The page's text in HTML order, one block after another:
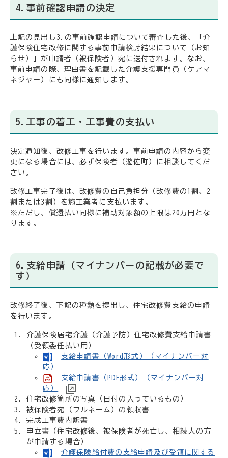
4.事前確認申請の決定
上記の見出し3.の事前確認申請について審査した後、「介
護保険住宅改修に関する事前申請検討結果について（お知
らせ）」が申請者（被保険者）宛に送付されます。なお、
事前申請の際、理由書を記載した介護支援専門員（ケアマ
ネジャー）にも同様に通知します。
5.工事の着工・工事費の支払い
決定通知後、改修工事を行います。事前申請の内容から変
更になる場合には、必ず保険者（遊佐町）に相談してくだ
さい。
改修工事完了後は、改修費の自己負担分（改修費の1割、2
割または3割）を施工業者に支払います。
※ただし、償還払い同様に補助対象額の上限は20万円とな
ります。
6.支給申請（マイナンバーの記載が必要で
す）
改修終了後、下記の種類を提出し、住宅改修費支給の申請
を行います。
介護保険居宅介護（介護予防）住宅改修費支給申請書
（受領委任払い用）
支給申請書（Word形式）（マイナンバー対
応）
支給申請書（PDF形式）（マイナンバー対
応）
住宅改修箇所の写真（日付の入っているもの）
被保険者宛（フルネーム）の領収書
完成工事費内訳書
申立書（住宅改修後、被保険者が死亡し、相続人の方
が申請する場合）
介護保険給付費の支給申請及び受領に関する